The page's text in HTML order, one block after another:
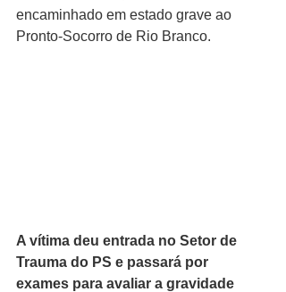
encaminhado em estado grave ao
Pronto-Socorro de Rio Branco.
A vítima deu entrada no Setor de
Trauma do PS e passará por
exames para avaliar a gravidade